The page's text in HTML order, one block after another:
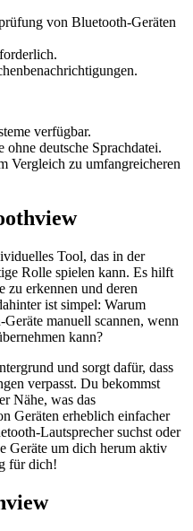
von Bluetooth-Geräten
verfügbar.
deutsche Sprachdatei.
Vergleich zu umfangreicheren
Tool, das in der
Rolle spielen kann. Es hilft
zu erkennen und deren
ist simpel: Warum
manuell scannen, wenn
kann?
und sorgt dafür, dass
verpasst. Du bekommst
Nähe, was das
Geräten erheblich einfacher
Lautsprecher suchst oder
Geräte um dich herum aktiv
für dich!